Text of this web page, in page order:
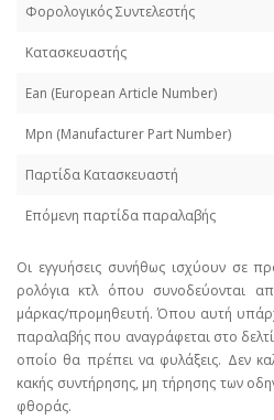
Φορολογικός Συντελεστής
Κατασκευαστής
Εan (European Article Number)
Mpn (Manufacturer Part Number)
Παρτίδα Κατασκευαστή
Επόμενη παρτίδα παραλαβής
Οι εγγυήσεις συνήθως ισχύουν σε
ρολόγια κτλ όπου συνοδεύονται
μάρκας/προμηθευτή. Όπου αυτή
παραλαβής που αναγράφεται στο
οποίο θα πρέπει να φυλάξεις. Δεν
κακής συντήρησης, μη τήρησης των
φθοράς.